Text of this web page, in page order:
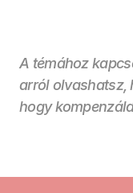
A témához
arról olvashatsz,
hogy